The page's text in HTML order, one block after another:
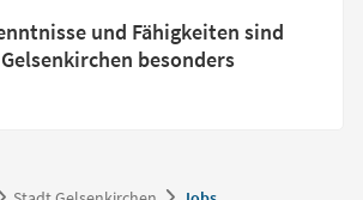
und Fähigkeiten sind
besonders